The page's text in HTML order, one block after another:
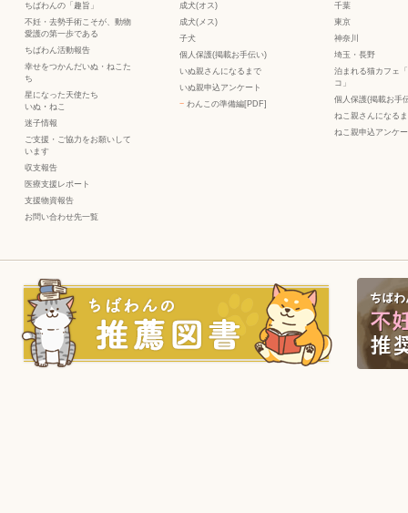
ちばわんの「趣旨」
不妊・去勢手術こそが、動物
愛護の第一歩である
ちばわん活動報告
幸せをつかんだいぬ・ねこた
ち
星になった天使たち
いぬ ・ ねこ
迷子情報
ご支援・ご協力をお願いして
います
収支報告
医療支援レポート
支援物資報告
お問い合わせ先一覧
成犬(オス)
成犬(メス)
子犬
個人保護(掲載お手伝い)
いぬ親さんになるまで
いぬ親申込アンケート
− わんこの準備編[PDF]
千葉
東京
神奈川
埼玉・長野
泊まれる猫カフェ
コ」
個人保護(掲載お手
ねこ親さんになる
ねこ親申込アンケ